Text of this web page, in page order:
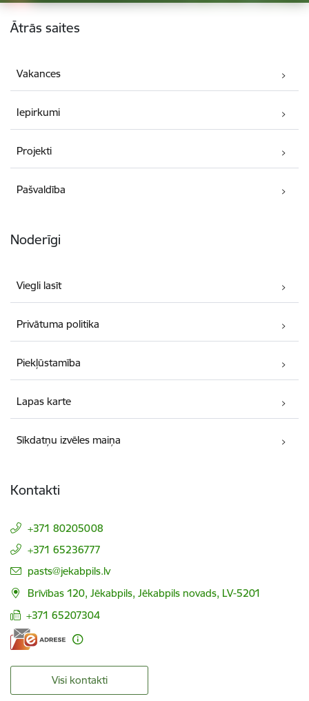
Kājene
Ātrās saites
Vakances
Iepirkumi
Projekti
Pašvaldība
Noderīgi
Viegli lasīt
Privātuma politika
Piekļūstamība
Lapas karte
Sīkdatņu izvēles maiņa
Kontakti
+371 80205008
+371 65236777
E-pasts:
pasts@jekabpils.lv
Brīvības 120, Jēkabpils, Jēkabpils novads, LV-5201
+371 65207304
Visi kontakti